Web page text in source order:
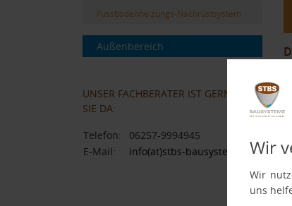
Fussbodenheizungs-Nachrüstsystem
Außenbereich
UNSER FACHBERATER IST GERNE FÜR
SIE DA:
Telefon:
06257-9994945
E-Mail:
info(at)stbs-bausysteme.deWir
Wir
uns